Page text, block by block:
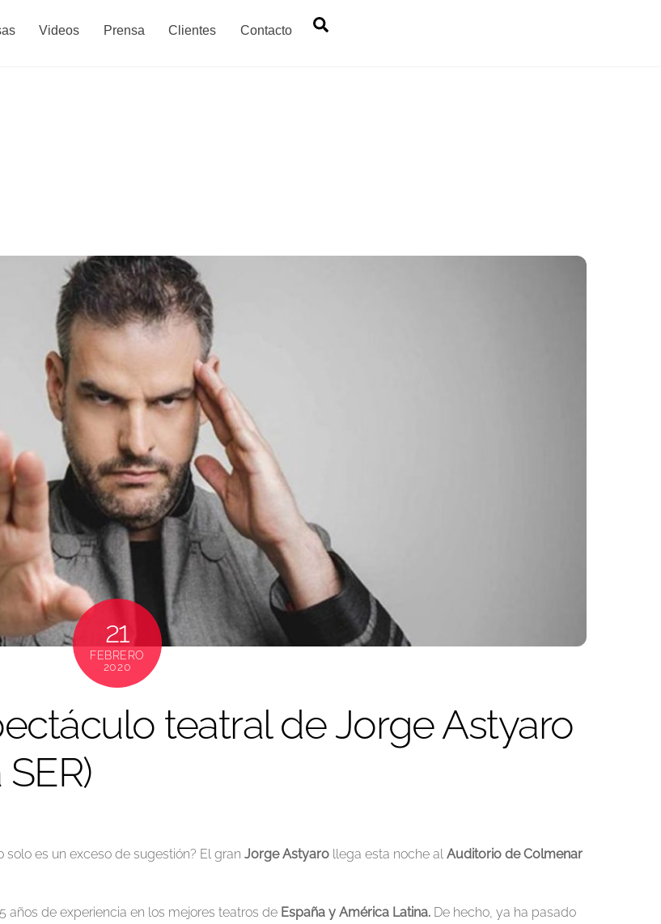
Videos Prensa Clientes Contacto
21
FEBRERO
2020
teatral de Jorge Astyaro
solo es un exceso de sugestión? El gran Jorge Astyaro llega esta noche al Auditorio de Colmenar
años de experiencia en los mejores teatros de España y América Latina. De hecho, ya ha pasado
To